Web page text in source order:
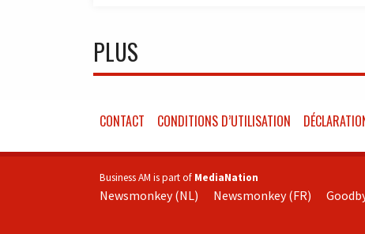
PLUS
CONTACT CONDITIONS D’UTILISATION
Business AM is part of MediaNation
Newsmonkey (NL) Newsmonkey (FR)